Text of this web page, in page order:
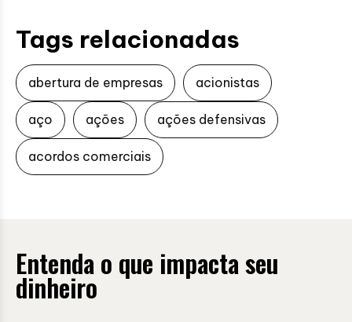
Tags relacionadas
abertura de empresas acionistas
aço ações ações defensivas
acordos comerciais
Entenda o que impacta seu
dinheiro